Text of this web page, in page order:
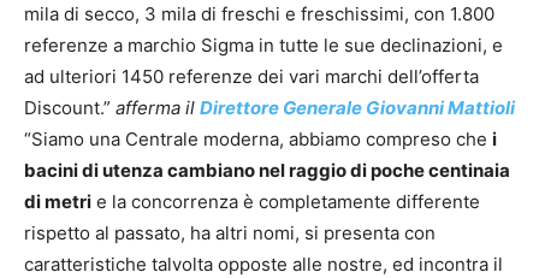
mila di secco, 3 mila di freschi e freschissimi, con 1.800
referenze a marchio Sigma in tutte le sue declinazioni, e
ad ulteriori 1450 referenze dei vari marchi dell’offerta
Discount.” afferma il Direttore Generale Giovanni Mattioli
“Siamo una Centrale moderna, abbiamo compreso che i
bacini di utenza cambiano nel raggio di poche centinaia
di metri e la concorrenza è completamente differente
rispetto al passato, ha altri nomi, si presenta con
caratteristiche talvolta opposte alle nostre, ed incontra il